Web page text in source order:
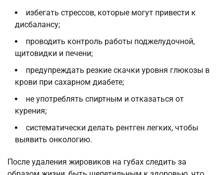
избегать стрессов, которые могут привести к
дисбалансу;
проводить контроль работы поджелудочной,
щитовидки и печени;
предупреждать резкие скачки уровня глюкозы в
крови при сахарном диабете;
не употреблять спиртным и отказаться от
курения;
систематически делать рентген легких, чтобы
выявить онкологию.
После удаления жировиков на губах следить за